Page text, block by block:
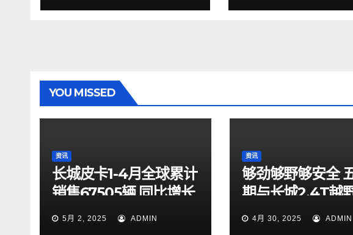
YOU MISSED
资讯
长城皮卡1-4月全球累计
销售67505辆 同比增长
9.7% 蝉联中国皮卡销
5月 2, 2025 ADMIN
资讯
够劲够野够安全
期与长城2.4T越
起探索山海秘境
4月 30, 2025 ADMIN